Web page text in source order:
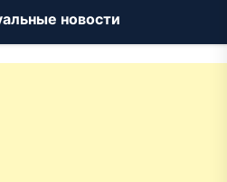
новости